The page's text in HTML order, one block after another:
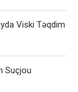
Viski Təqdim
Suçjou